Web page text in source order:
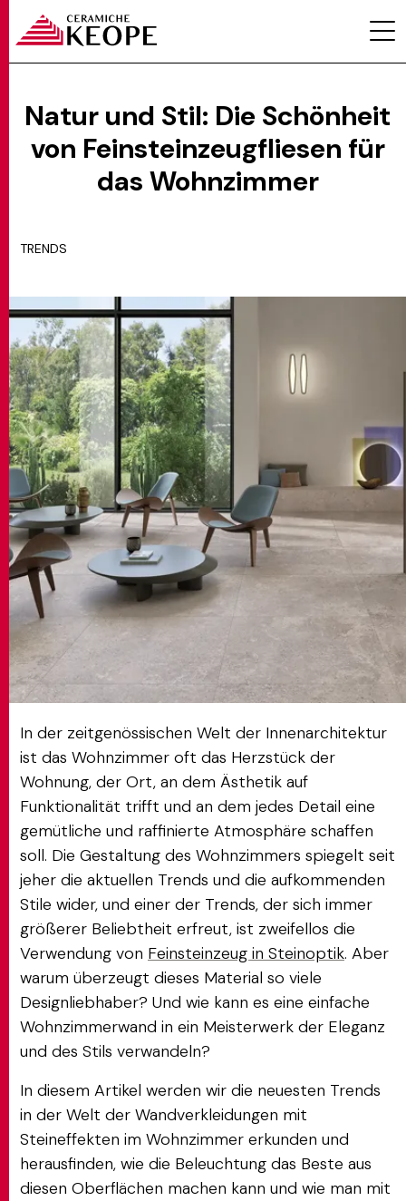
MAGAZINE
KONTAKTE
MATCH APP
SUCHEN
RESERVIERTER BEREICH
Natur und Stil: Die Schönheit
von Feinsteinzeugfliesen für
das Wohnzimmer
TRENDS
In der zeitgenössischen Welt der Innenarchitektur
ist das Wohnzimmer oft das Herzstück der
Wohnung, der Ort, an dem Ästhetik auf
Funktionalität trifft und an dem jedes Detail eine
gemütliche und raffinierte Atmosphäre schaffen
soll. Die Gestaltung des Wohnzimmers spiegelt seit
jeher die aktuellen Trends und die aufkommenden
Stile wider, und einer der Trends, der sich immer
größerer Beliebtheit erfreut, ist zweifellos die
Verwendung von Feinsteinzeug in Steinoptik. Aber
warum überzeugt dieses Material so viele
Designliebhaber? Und wie kann es eine einfache
Wohnzimmerwand in ein Meisterwerk der Eleganz
und des Stils verwandeln?
In diesem Artikel werden wir die neuesten Trends
in der Welt der Wandverkleidungen mit
Steineffekten im Wohnzimmer erkunden und
herausfinden, wie die Beleuchtung das Beste aus
diesen Oberflächen machen kann und wie man mit